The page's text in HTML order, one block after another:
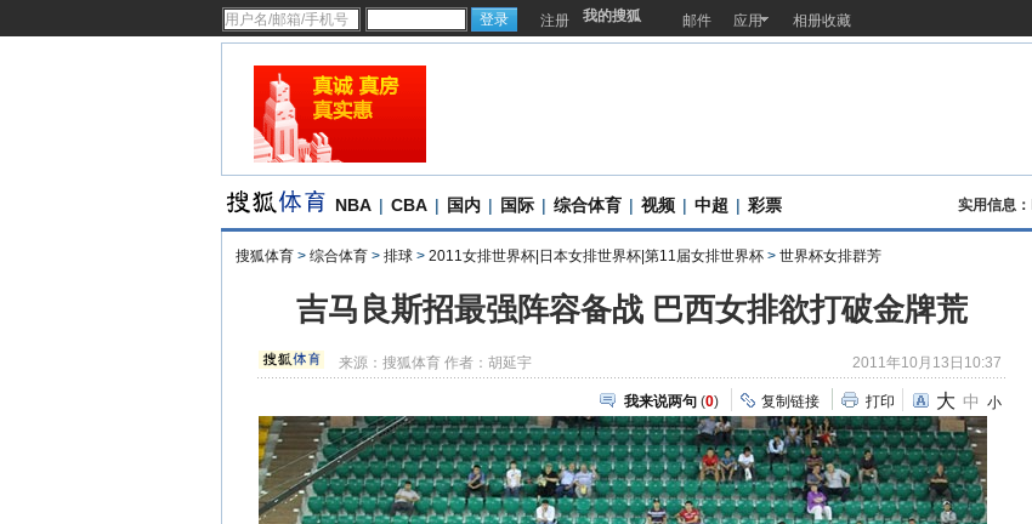
注册 我的搜狐 邮件 应用 相册收藏
NBA | CBA | 国内 | 国际 | 综合体育 | 视频 | 中超 | 彩票 实用信息：
搜狐体育 > 综合体育 > 排球 > 2011女排世界杯|日本女排世界杯|第11届女排世界杯 > 世界杯女排群芳
吉马良斯招最强阵容备战 巴西女排欲打破金牌荒
来源：搜狐体育 作者：胡延宇 2011年10月13日10:37
我来说两句 (0) 复制链接 打印 大 中 小